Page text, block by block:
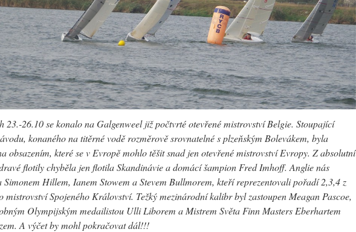
23.-26.10 se konalo na Galgenweel již počtvrté otevřené mistrovství Belgie. Stoupající
konaného na titěrné vodě rozměrově srovnatelné s plzeňským Bolevákem, byla
obsazením, které se v Evropě mohlo těšit snad jen otevřené mistrovství Evropy. Z absolutní
flotily chyběla jen flotila Skandinávie a domácí šampion Fred Imhoff. Anglie nás
Hillem, Ianem Stowem a Stevem Bullmorem, kteří reprezentovali pořadí 2,3,4 z
mistrovství Spojeného Království. Težký mezinárodní kalibr byl zastoupen Meagan Pascoe,
Olympijským medailistou Ulli Liborem a Mistrem Světa Finn Masters Eberhartem
A výčet by mohl pokračovat dál!!!